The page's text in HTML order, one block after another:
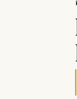
cannabis, un traitement
de textiles à base de